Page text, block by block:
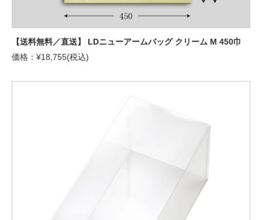
【送料無料／直送】 LDニューアームバッグ クリーム M 450巾
価格：¥18,755(税込)